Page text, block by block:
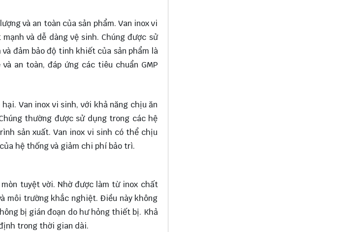
và an toàn của sản phẩm. Van inox vi
và dễ dàng vệ sinh. Chúng được sử
đảm bảo độ tinh khiết của sản phẩm là
an toàn, đáp ứng các tiêu chuẩn GMP
Van inox vi sinh, với khả năng chịu ăn
thường được sử dụng trong các hệ
sản xuất. Van inox vi sinh có thể chịu
hệ thống và giảm chi phí bảo trì.
tuyệt vời. Nhờ được làm từ inox chất
môi trường khắc nghiệt. Điều này không
bị gián đoạn do hư hỏng thiết bị. Khả
trong thời gian dài.